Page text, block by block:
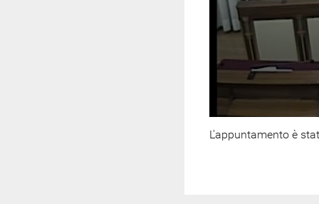
L'appuntamento è